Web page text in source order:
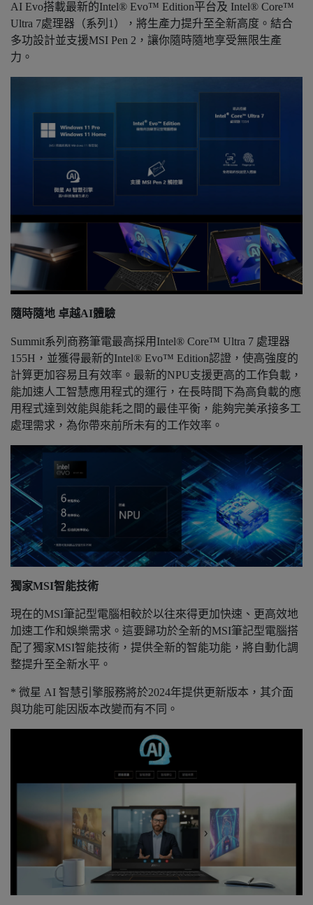
AI Evo搭載最新的Intel® Evo™ Edition平台及 Intel® Core™
Ultra 7處理器（系列1），將生產力提升至全新高度。結合
多功設計並支援MSI Pen 2，讓你隨時隨地享受無限生產
力。
隨時隨地 卓越AI體驗
Summit系列商務筆電最高採用Intel® Core™ Ultra 7 處理器
155H，並獲得最新的Intel® Evo™ Edition認證，使高強度的
計算更加容易且有效率。最新的NPU支援更高的工作負載，
能加速人工智慧應用程式的運行，在長時間下為高負載的應
用程式達到效能與能耗之間的最佳平衡，能夠完美承接多工
處理需求，為你帶來前所未有的工作效率。
獨家MSI智能技術
現在的MSI筆記型電腦相較於以往來得更加快速、更高效地
加速工作和娛樂需求。這要歸功於全新的MSI筆記型電腦搭
配了獨家MSI智能技術，提供全新的智能功能，將自動化調
整提升至全新水平。
* 微星 AI 智慧引擎服務將於2024年提供更新版本，其介面
與功能可能因版本改變而有不同。